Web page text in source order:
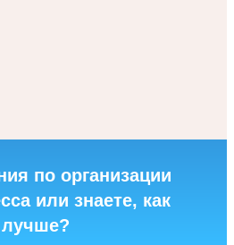
по организации
или знаете, как